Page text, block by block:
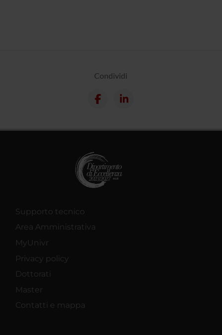
Condividi
Supporto tecnico
Area Amministrativa
MyUnivr
Privacy policy
Dottorati
Master
Contatti e mappa